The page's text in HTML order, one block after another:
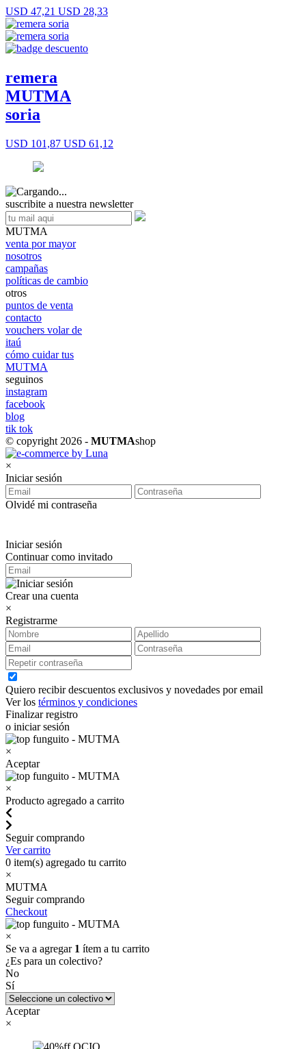
USD 47,21 USD 28,33
remera
MUTMA
soria
USD 101,87 USD 61,12
suscribite a nuestra newsletter
MUTMA
venta por mayor
nosotros
campañas
políticas de cambio
otros
puntos de venta
contacto
vouchers volar de
itaú
cómo cuidar tus
MUTMA
seguinos
instagram
facebook
blog
tik tok
© copyright 2026 - MUTMAshop
×
Iniciar sesión
Olvidé mi contraseña
Iniciar sesión
Continuar como invitado
Crear una cuenta
×
Registrarme
Quiero recibir descuentos exclusivos y novedades por email
Ver los términos y condiciones
Finalizar registro
o iniciar sesión
×
Aceptar
×
Producto agregado a carrito
Seguir comprando
Ver carrito
0 item(s) agregado tu carrito
×
MUTMA
Seguir comprando
Checkout
×
Se va a agregar 1 ítem a tu carrito
¿Es para un colectivo?
No
Sí
Aceptar
×